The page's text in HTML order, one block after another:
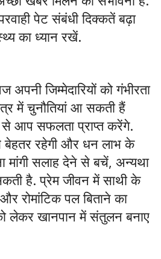
पेट संबंधी दिक्कतें बढ़ा
का ध्यान रखें.
अपनी जिम्मेदारियों को गंभीरता
में चुनौतियां आ सकती हैं
आप सफलता प्राप्त करेंगे.
बेहतर रहेगी और धन लाभ के
मांगी सलाह देने से बचें, अन्यथा
है. प्रेम जीवन में साथी के
रोमांटिक पल बिताने का
लेकर खानपान में संतुलन बनाए